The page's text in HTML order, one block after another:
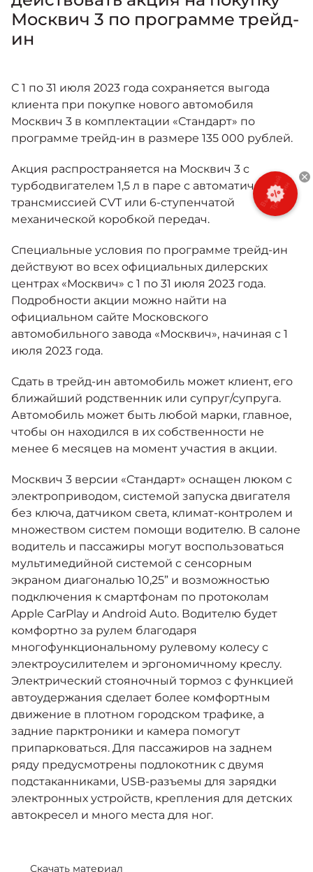
Москвич 6
Яркий динамичный седан
Москвич 3 с ручным
управлением (РУ)
Кроссовер, создающий равные
возможности
Москвич 8
Практичный семиместный
от 3 125 000 ₽*
Кредитные программы
Калькулятор трейд-ин
Страховые программы
Моторное масло
СЕРВИСНЫЕ АКЦИИ
КОНТАКТЫ
Москвич 3 по программе трейд-
ин
С 1 по 31 июля 2023 года сохраняется выгода
клиента при покупке нового автомобиля
Москвич 3 в комплектации «Стандарт» по
программе трейд-ин в размере 135 000 рублей.
Акция распространяется на Москвич 3 с
турбодвигателем 1,5 л в паре с автоматической
трансмиссией CVT или 6-ступенчатой
механической коробкой передач.
Специальные условия по программе трейд-ин
действуют во всех официальных дилерских
центрах «Москвич» с 1 по 31 июля 2023 года.
Подробности акции можно найти на
официальном сайте Московского
автомобильного завода «Москвич», начиная с 1
июля 2023 года.
Сдать в трейд-ин автомобиль может клиент, его
ближайший родственник или супруг/супруга.
Автомобиль может быть любой марки, главное,
чтобы он находился в их собственности не
менее 6 месяцев на момент участия в акции.
Москвич 3 версии «Стандарт» оснащен люком с
электроприводом, системой запуска двигателя
без ключа, датчиком света, климат-контролем и
множеством систем помощи водителю. В салоне
водитель и пассажиры могут воспользоваться
мультимедийной системой с сенсорным
экраном диагональю 10,25” и возможностью
подключения к смартфонам по протоколам
Apple CarPlay и Android Auto. Водителю будет
комфортно за рулем благодаря
многофункциональному рулевому колесу с
электроусилителем и эргономичному креслу.
Электрический стояночный тормоз с функцией
автоудержания сделает более комфортным
движение в плотном городском трафике, а
задние парктроники и камера помогут
припарковаться. Для пассажиров на заднем
ряду предусмотрены подлокотник с двумя
подстаканниками, USB-разъемы для зарядки
электронных устройств, крепления для детских
автокресел и много места для ног.
Скачать материал